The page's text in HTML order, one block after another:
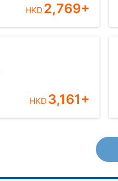
HKD2,769+
HKD3,161+